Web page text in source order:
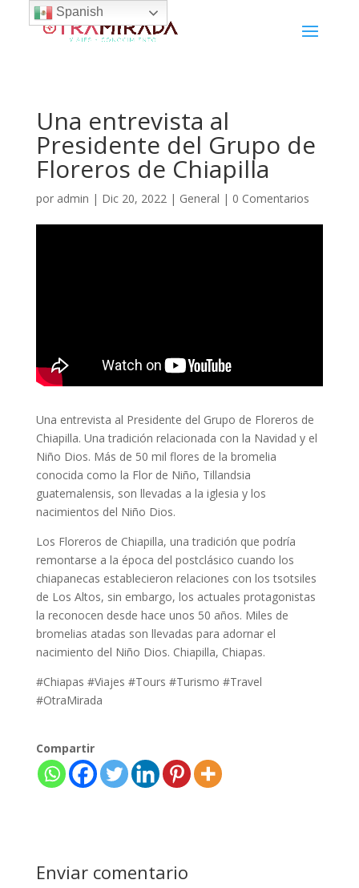
Una entrevista al
Presidente del Grupo de
Floreros de Chiapilla
por admin | Dic 20, 2022| General | 0 Comentarios
Una entrevista al Presidente del Grupo de Floreros de
Chiapilla. Una tradición relacionada con la Navidad y el
Niño Dios. Más de 50 mil flores de la bromelia
conocida como la Flor de Niño, Tillandsia
guatemalensis, son llevadas a la iglesia y los
nacimientos del Niño Dios.
Los Floreros de Chiapilla, una tradición que podría
remontarse a la época del postclásico cuando los
chiapanecas establecieron relaciones con los tsotsiles
de Los Altos, sin embargo, los actuales protagonistas
la reconocen desde hace unos 50 años. Miles de
bromelias atadas son llevadas para adornar el
nacimiento del Niño Dios. Chiapilla, Chiapas.
#Chiapas #Viajes #Tours #Turismo #Travel
#OtraMirada
Compartir
Enviar comentario
Spanish